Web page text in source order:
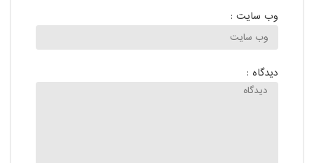
وب سایت :
دیدگاه :